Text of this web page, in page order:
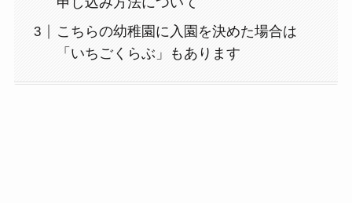
こちらの幼稚園に入園を決めた場合は
「いちごくらぶ」もあります